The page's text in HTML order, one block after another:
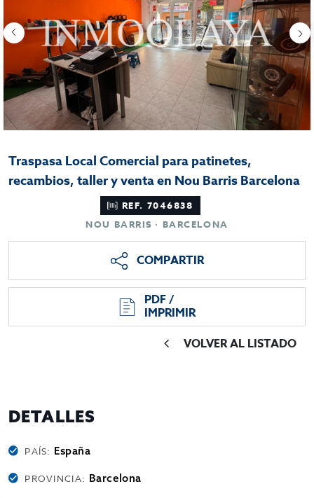
Traspasa Local Comercial para patinetes,
recambios, taller y venta en Nou Barris Barcelona
REF. 7046838
NOU BARRIS · BARCELONA
COMPARTIR
PDF /
IMPRIMIR
VOLVER AL LISTADO
DETALLES
PAÍS: España
PROVINCIA: Barcelona